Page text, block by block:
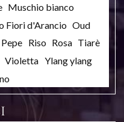
Muschio bianco
Fiori d'Arancio Oud
Pepe Riso Rosa Tiarè
Violetta Ylang ylang